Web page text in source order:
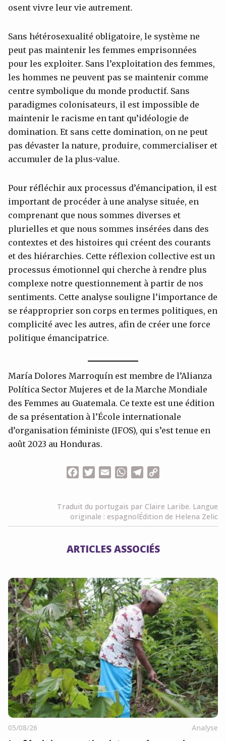
osent vivre leur vie autrement.
Sans hétérosexualité obligatoire, le système ne
peut pas maintenir les femmes emprisonnées
pour les exploiter. Sans l’exploitation des femmes,
les hommes ne peuvent pas se maintenir comme
centre symbolique du monde productif. Sans
paradigmes colonisateurs, il est impossible de
maintenir le racisme en tant qu’idéologie de
domination. Et sans cette domination, on ne peut
pas dévaster la nature, produire, commercialiser et
accumuler de la plus-value.
Pour réfléchir aux processus d’émancipation, il est
important de procéder à une analyse située, en
comprenant que nous sommes diverses et
plurielles et que nous sommes insérées dans des
contextes et des histoires qui créent des courants
et des hiérarchies. Cette réflexion collective est un
processus émotionnel qui cherche à rendre plus
complexe notre questionnement à partir de nos
sentiments. Cette analyse souligne l’importance de
se réapproprier son corps en termes politiques, en
complicité avec les autres, afin de créer une force
politique émancipatrice.
María Dolores Marroquín est membre de l’Alianza
Política Sector Mujeres et de la Marche Mondiale
des Femmes au Guatemala. Ce texte est une édition
de sa présentation à l’École internationale
d’organisation féministe (IFOS), qui s’est tenue en
août 2023 au Honduras.
FacebookTwitterEmailWhatsApp
Telegram
Traduit du portugais par Claire Laribe. Langue
originale : espagnolÉdition de Helena Zelic
ARTICLES ASSOCIÉS
05/08/26 Analyse